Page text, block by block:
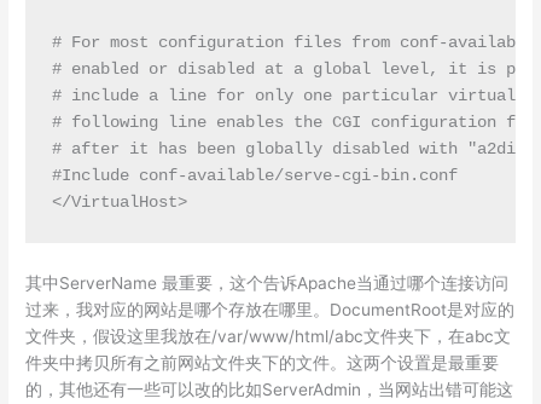
# For most configuration files from conf-
# enabled or disabled at a global level, it is
# include a line for only one particular virtual
# following line enables the CGI configuration
# after it has been globally disabled with
#Include conf-available/serve-cgi-bin.conf
</VirtualHost>
其中ServerName 最重要，这个告诉Apache当通过哪个连接访问
过来，我对应的网站是哪个存放在哪里。DocumentRoot是对应的
文件夹，假设这里我放在/var/www/html/abc文件夹下，在abc文
件夹中拷贝所有之前网站文件夹下的文件。这两个设置是最重要
的，其他还有一些可以改的比如ServerAdmin，当网站出错可能这